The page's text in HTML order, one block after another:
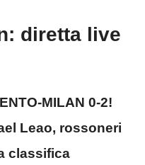
diretta live
MILAN 0-2!
Leao, rossoneri
classifica